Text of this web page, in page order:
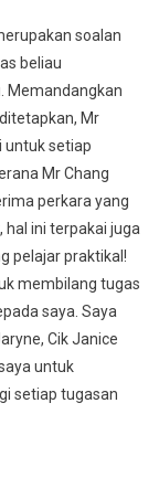
soalan
beliau
Memandangkan
Mr
untuk setiap
Mr Chang
perkara yang
ini terpakai juga
pelajar praktikal!
membilang tugas
saya. Saya
Cik Janice
untuk
setiap tugasan